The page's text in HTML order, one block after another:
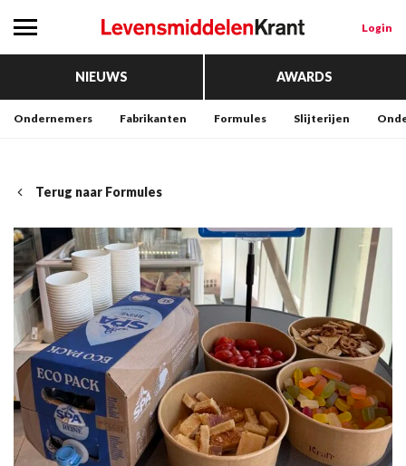
Login
NIEUWS AWARDS
Ondernemers Fabrikanten Formules Slijterijen
Terug naar Formules